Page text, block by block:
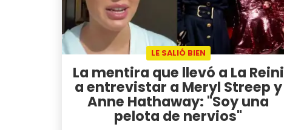
LE SALIÓ BIEN
La mentira que llevó a La Reini
a entrevistar a Meryl Streep y
Anne Hathaway: "Soy una
pelota de nervios"